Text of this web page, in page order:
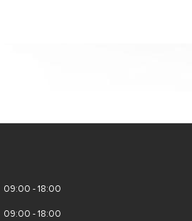
09:00 - 18:00
09:00 - 18:00